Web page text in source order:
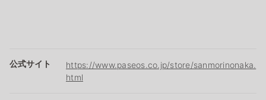
公式サイト
https://www.paseos.co.jp/store/sanmorinonaka.
html